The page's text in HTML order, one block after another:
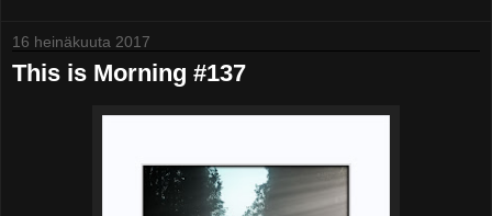
16 heinäkuuta 2017
This is Morning #137